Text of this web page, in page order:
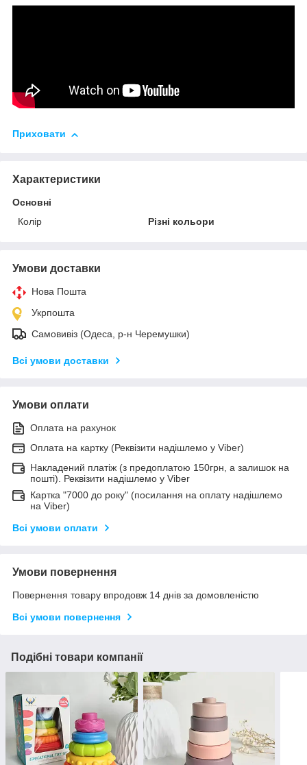
Приховати
Характеристики
Основні
Колір
Різні кольори
Умови доставки
Нова Пошта
Укрпошта
Самовивіз (Одеса, р-н Черемушки)
Всі умови доставки
Умови оплати
Оплата на рахунок
Оплата на картку (Реквізити надішлемо у Viber)
Накладений платіж (з предоплатою 150грн, а залишок на
пошті). Реквізити надішлемо у Viber
Картка "7000 до року" (посилання на оплату надішлемо
на Viber)
Всі умови оплати
Умови повернення
Повернення товару впродовж 14 днів за домовленістю
Всі умови повернення
Подібні товари компанії